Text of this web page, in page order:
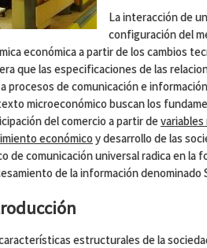
La interacción de
configuración del
económica a partir de los cambios
que las especificaciones de las
procesos de comunicación e
microeconómico buscan los
del comercio a partir devariables
económico y desarrollo de las
de comunicación universal radica en la
de la información denominado
estructurales de la